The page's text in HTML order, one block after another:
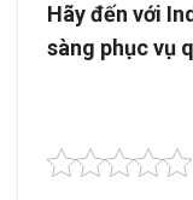
Hãy đến với
sàng phục vụ